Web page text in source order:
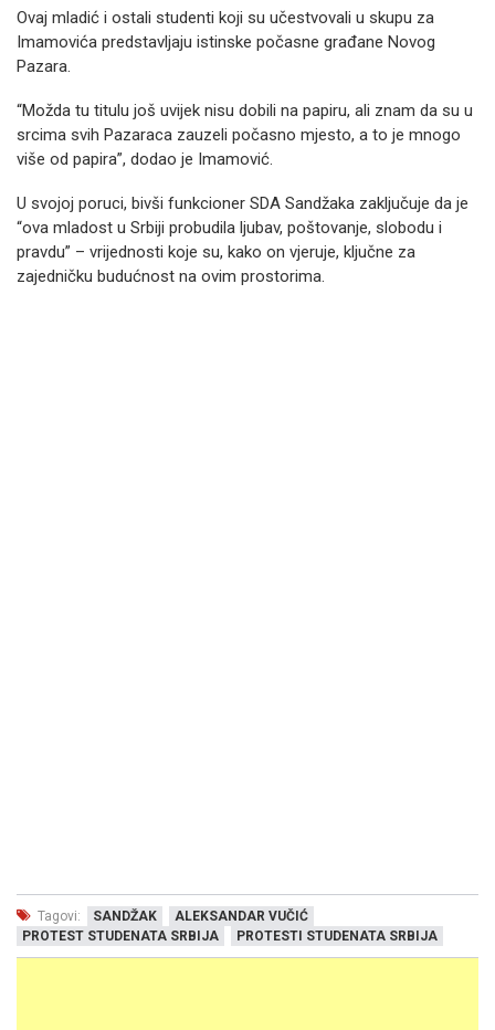
Ovaj mladić i ostali studenti koji su učestvovali u skupu za
Imamovića predstavljaju istinske počasne građane Novog
Pazara.
“Možda tu titulu još uvijek nisu dobili na papiru, ali znam da su u
srcima svih Pazaraca zauzeli počasno mjesto, a to je mnogo
više od papira”, dodao je Imamović.
U svojoj poruci, bivši funkcioner SDA Sandžaka zaključuje da je
“ova mladost u Srbiji probudila ljubav, poštovanje, slobodu i
pravdu” – vrijednosti koje su, kako on vjeruje, ključne za
zajedničku budućnost na ovim prostorima.
Tagovi: SANDŽAK
ALEKSANDAR VUČIĆ
PROTEST STUDENATA SRBIJA
PROTESTI STUDENATA SRBIJA